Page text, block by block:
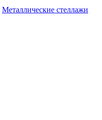
Металлические стеллажи